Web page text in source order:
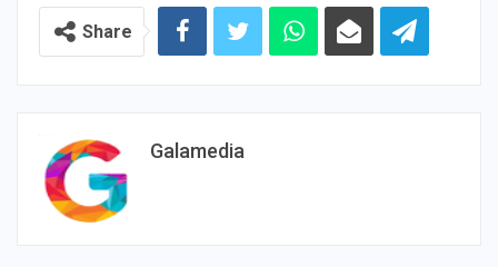
Share
Galamedia